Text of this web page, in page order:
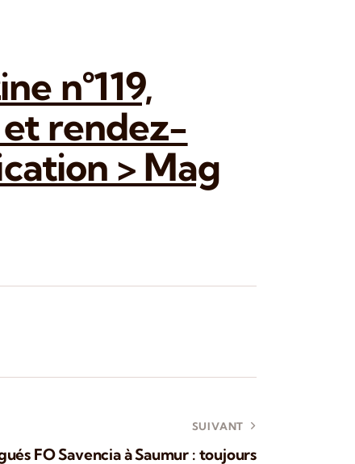
n°119,
et rendez-
> Mag
SUIVANT
FO Savencia à Saumur : toujours